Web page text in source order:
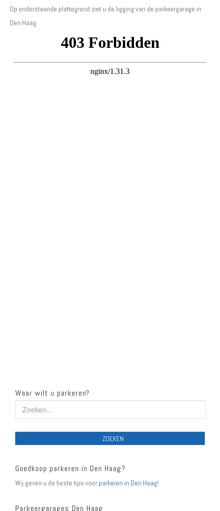
Op onderstaande plattegrond ziet u de ligging van de parkeergarage in
Den Haag.
Waar wilt u parkeren?
ZOEKEN
Goedkoop parkeren in Den Haag?
Wij geven u de beste tips voor parkeren in Den Haag!
Parkeergarages Den Haag